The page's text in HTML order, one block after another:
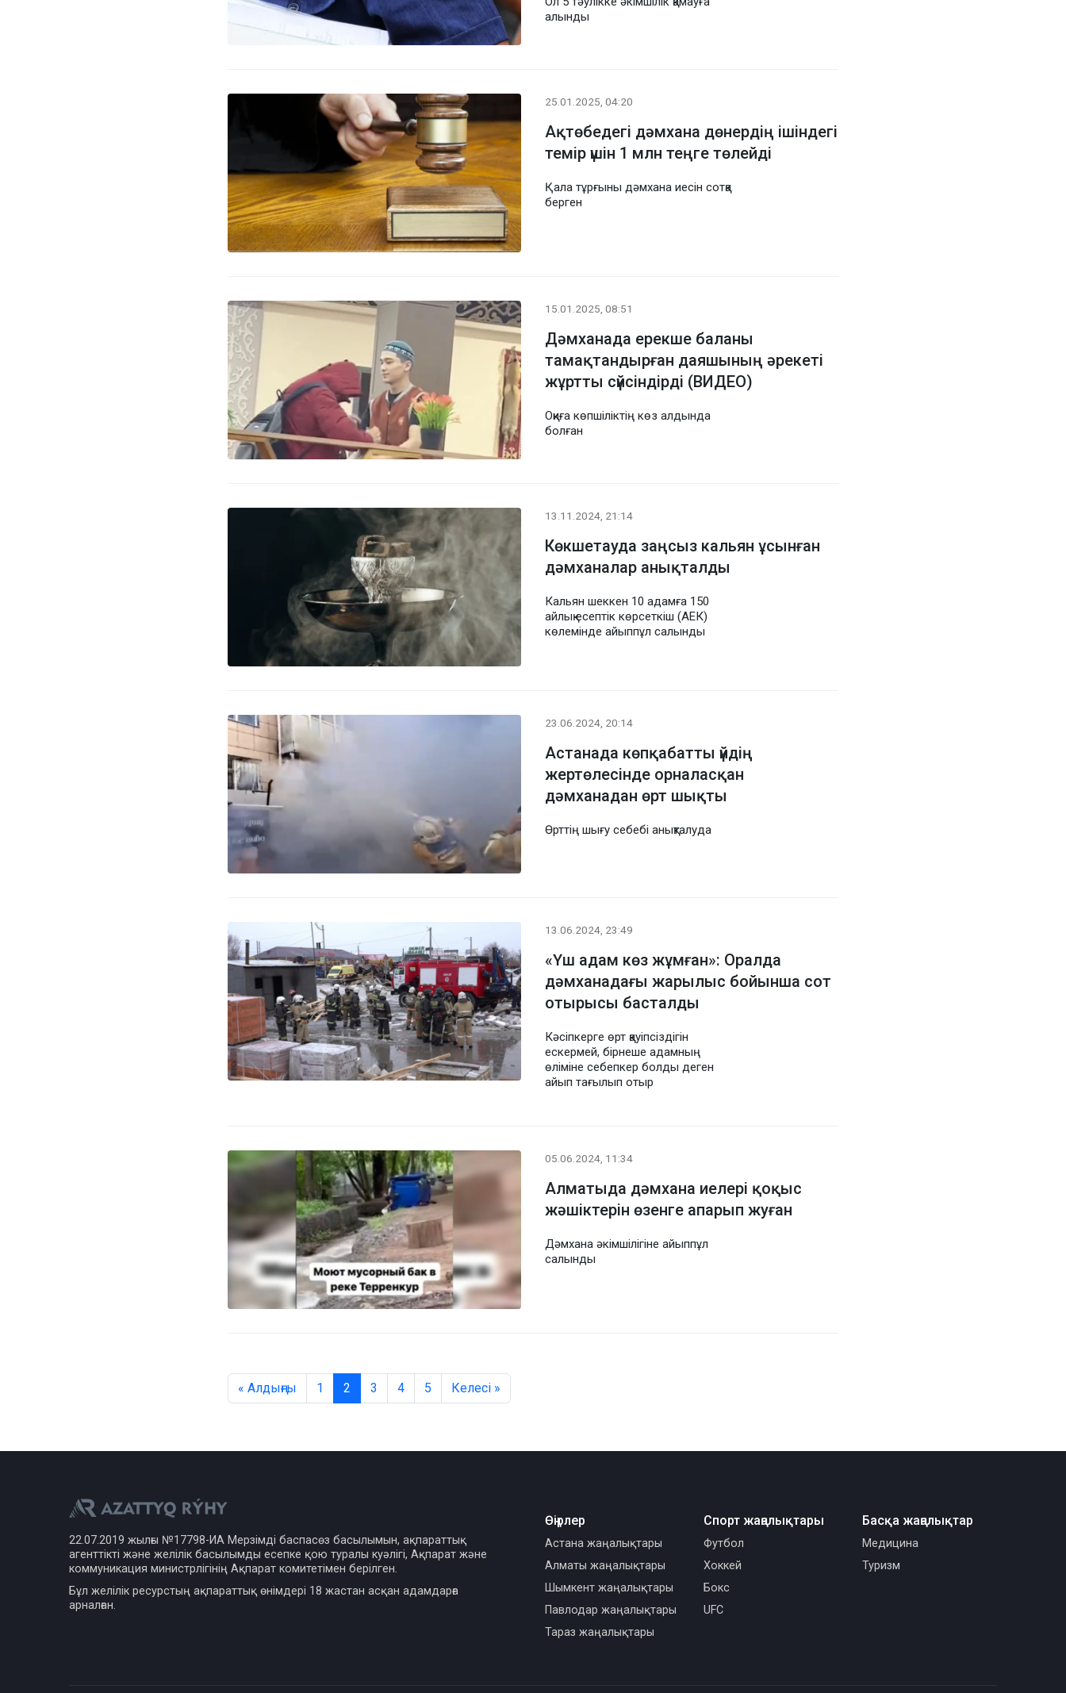
алынды
25.01.2025, 04:20
Ақтөбедегі дәмхана дөнердің ішіндегі
темір үшін 1 млн теңге төлейді
Қала тұрғыны дәмхана иесін сотқа
берген
15.01.2025, 08:51
Дәмханада ерекше баланы
тамақтандырған даяшының әрекеті
жұртты сүйсіндірді (ВИДЕО)
Оқиға көпшіліктің көз алдында
болған
13.11.2024, 21:14
Көкшетауда заңсыз кальян ұсынған
дәмханалар анықталды
Кальян шеккен 10 адамға 150
айлық есептік көрсеткіш (АЕК)
көлемінде айыппұл салынды
23.06.2024, 20:14
Астанада көпқабатты үйдің
жертөлесінде орналасқан
дәмханадан өрт шықты
Өрттің шығу себебі анықталуда
13.06.2024, 23:49
«Үш адам көз жұмған»: Оралда
дәмханадағы жарылыс бойынша сот
отырысы басталды
Кәсіпкерге өрт қауіпсіздігін
ескермей, бірнеше адамның
өліміне себепкер болды деген
айып тағылып отыр
05.06.2024, 11:34
Алматыда дәмхана иелері қоқыс
жәшіктерін өзенге апарып жуған
Дәмхана әкімшілігіне айыппұл
салынды
« Алдыңғы 1 2 3 4 5 Келесі »
22.07.2019 жылғы №17798-ИА Мерзімді баспасөз басылымын, ақпараттық
агенттікті және желілік басылымды есепке қою туралы куәлігі, Ақпарат және
коммуникация министрлігінің Ақпарат комитетімен берілген.
Бұл желілік ресурстың ақпараттық өнімдері 18 жастан асқан адамдарға
арналған.
Өңірлер
Астана жаңалықтары
Алматы жаңалықтары
Шымкент жаңалықтары
Павлодар жаңалықтары
Тараз жаңалықтары
Спорт жаңалықтары
Футбол
Хоккей
Бокс
UFC
Басқа жаңалықтар
Медицина
Туризм